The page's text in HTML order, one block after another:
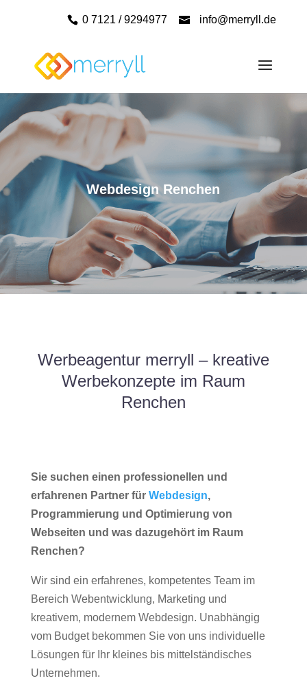
0 7121 / 9294977 info@merryll.de
Webdesign Renchen
Werbeagentur merryll – kreative
Werbekonzepte im Raum
Renchen
Sie suchen einen professionellen und
erfahrenen Partner für Webdesign,
Programmierung und Optimierung von
Webseiten und was dazugehört im Raum
Renchen?
Wir sind ein erfahrenes, kompetentes Team im
Bereich Webentwicklung, Marketing und
kreativem, modernem Webdesign. Unabhängig
vom Budget bekommen Sie von uns individuelle
Lösungen für Ihr kleines bis mittelständisches
Unternehmen.